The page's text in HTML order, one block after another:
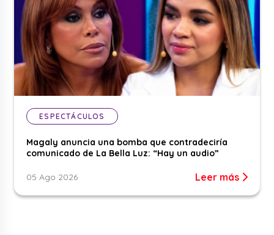
ESPECTÁCULOS
Magaly anuncia una bomba que contradeciría
comunicado de La Bella Luz: “Hay un audio”
05 Ago 2026 Leer más